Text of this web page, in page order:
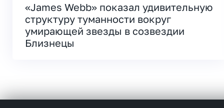
«James Webb» показал удивительную
структуру туманности вокруг
умирающей звезды в созвездии
Близнецы